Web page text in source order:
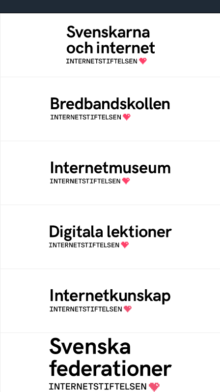
Svenskarna och internet
En årlig studie av svenska folkets
internetvanor
Bredbandskollen är ett oberoende
konsumentverktyg som drivs av
Internetstiftelsen
Ett digitalt museum som byggts, och kureras
av Internetstiftelsen
Öppen digital lärresurs med färdiga lektioner
för alla stadier i grundskolan
Samlad kunskap som hjälper dig att bli en
säker och medveten internetanvändare
Svenska federationer
Grunden för medlemskap i en sektors- eller
kontextspecifik federation